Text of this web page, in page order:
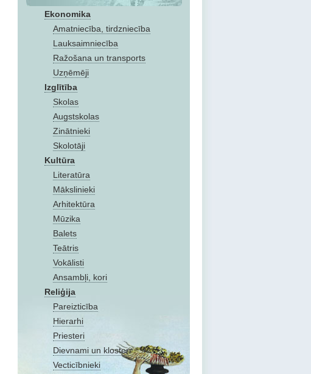
Ekonomika
Amatniecība, tirdzniecība
Lauksaimniecība
Ražošana un transports
Uzņēmēji
Izglītība
Skolas
Augstskolas
Zinātnieki
Skolotāji
Kultūra
Literatūra
Mākslinieki
Arhitektūra
Mūzika
Balets
Teātris
Vokālisti
Ansambļi, kori
Reliģija
Pareizticība
Hierarhi
Priesteri
Dievnami un klosteri
Vecticībnieki